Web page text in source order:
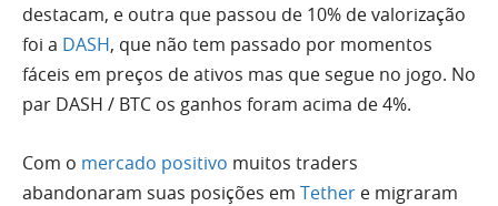
destacam, e outra que passou de 10% de valorização
foi a DASH, que não tem passado por momentos
fáceis em preços de ativos mas que segue no jogo. No
par DASH / BTC os ganhos foram acima de 4%.
Com o mercado positivo muitos traders
abandonaram suas posições em Tether e migraram